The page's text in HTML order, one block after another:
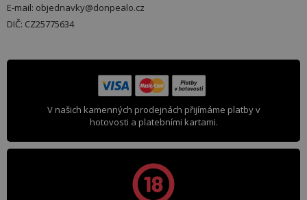
E-mail: objednavky@donpealo.cz
DIČ: CZ25775634
V našich kamenných prodejnách přijímáme platby v
hotovosti a platebními kartami.